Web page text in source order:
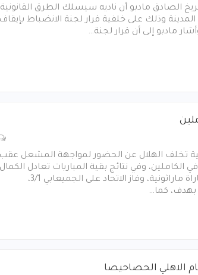
الصادق مادبو أن ناديه سيسلك الطرق القانونية
وذلك على خلفية قرار لجنة الانضباط
مادبو إلى أن قرار لجنة…
تخلف الهلال عن الحضور لمواجهة المشعل
الكاملين، وفي نتائج بقية المباريات تعادل الكمال
والعصمة 3/3 بعد مباراة ماراثونية، وفاز الاتحاد على الجميعابي 3/1،
بهدف، كما…
الاهلي الحصاحيصا